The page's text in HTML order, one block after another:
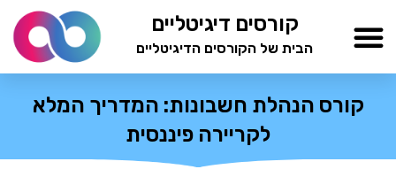
לתוכן
קורסים דיגיטליים
הבית של הקורסים הדיגיטליים
קורס הנהלת חשבונות: המדריך המלא
לקריירה פיננסית